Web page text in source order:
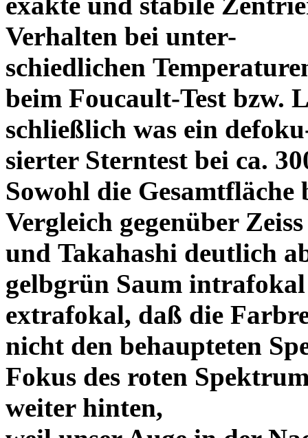
Verhalten bei unter-
schiedlichen
beim Foucault-Test bzw.
schließlich was ein
sierter Sterntest bei ca.
Sowohl die
Vergleich gegenüber Zeiss
und Takahashi deutlich
gelbgrün Saum
extrafokal, daß die
nicht den behaupteten
Fokus des roten
weiter hinten,